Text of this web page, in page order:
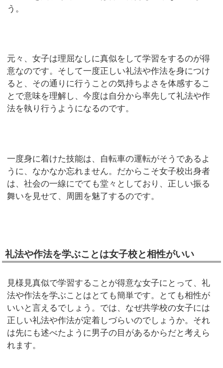
う。
元々、女子は理屈なしに真似をして学習をするのが得
意なのです。そして一度正しい礼法や作法を身につけ
ると、その通りに行うことの気持ちよさを体感するこ
とで意味を理解し、今度は自分から率先して礼法や作
法を執り行うようになるのです。
一度身に着けた技能は、自転車の運転がそうであるよ
うに、なかなか忘れません。だからこそ女子校出身者
は、社会の一線にでても堂々としており、正しい振る
舞いを見せて、周囲を魅了するのです。
礼法や作法を学ぶことは女子校と相性がいい
見様見真似で学習することが得意な女子にとって、礼
法や作法を学ぶことはとても簡単です。とても相性が
いいと言えるでしょう。では、なぜ共学校の女子には
正しい礼法や作法が定着しづらいのでしょうか。それ
は先にも述べたように男子の目があるからだと考えら
れます。